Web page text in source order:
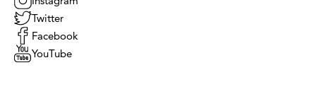
Twitter
Facebook
YouTube